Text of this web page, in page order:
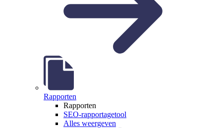
Rapporten
Rapporten
SEO-rapportagetool
Alles weergeven